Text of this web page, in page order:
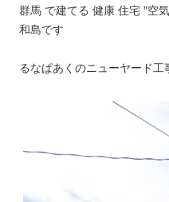
群馬 で建てる 健康 住宅 "空
和島です
るなぱあくのニューヤード工